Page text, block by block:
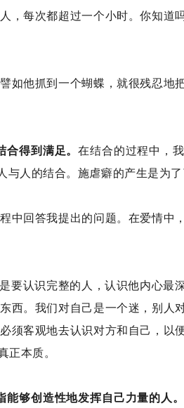
，每次都超过一个小时。你知
他抓到一个蝴蝶，就很残忍地
合得到满足。在结合的过程中，
人的结合。施虐癖的产生是为了
回答我提出的问题。在爱情中
要认识完整的人，认识他内心最
。我们对自己是一个迷，别人
须客观地去认识对方和自己，以
正本质。
能够创造性地发挥自己力量的人